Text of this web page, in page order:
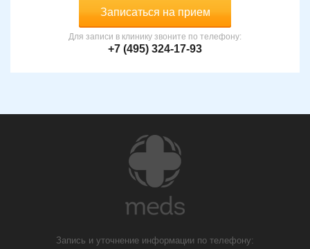
Записаться на прием
Для записи в клинику звоните по телефону:
+7 (495) 324-17-93
Запись и уточнение информации по телефону: